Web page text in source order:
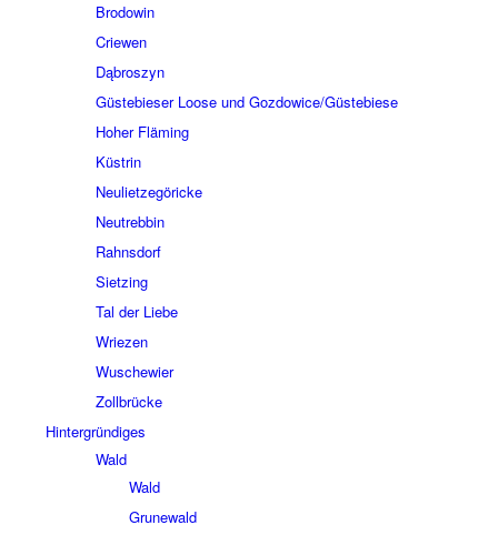
Brodo­win
Crie­wen
Dąbros­zyn
Güste­bie­ser Loose und Gozdowice/Güstebiese
Hoher Fläming
Küstrin
Neuliet­ze­gö­ricke
Neutreb­bin
Rahns­dorf
Siet­zing
Tal der Liebe
Wrie­zen
Wusche­wier
Zoll­brücke
Hinter­grün­di­ges
Wald
Wald
Grune­wald